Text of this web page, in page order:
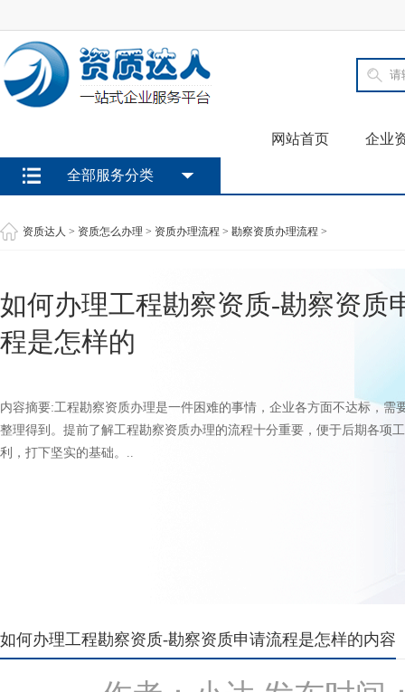
网站首页 企业
全部服务分类
资质达人 > 资质怎么办理 > 资质办理流程 > 勘察资质办理流程 >
如何办理工程勘察资质-勘察资质
程是怎样的
内容摘要:工程勘察资质办理是一件困难的事情，企业各方面不达标，需
整理得到。提前了解工程勘察资质办理的流程十分重要，便于后期各项
利，打下坚实的基础。..
如何办理工程勘察资质-勘察资质申请流程是怎样的内容